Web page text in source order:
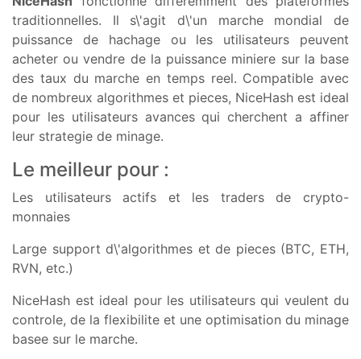
traditionnelles. Il s\'agit d\'un marche mondial de
puissance de hachage ou les utilisateurs peuvent
acheter ou vendre de la puissance miniere sur la base
des taux du marche en temps reel. Compatible avec
de nombreux algorithmes et pieces, NiceHash est ideal
pour les utilisateurs avances qui cherchent a affiner
leur strategie de minage.
Le meilleur pour :
Les utilisateurs actifs et les traders de crypto-
monnaies
Large support d\'algorithmes et de pieces (BTC, ETH,
RVN, etc.)
NiceHash est ideal pour les utilisateurs qui veulent du
controle, de la flexibilite et une optimisation du minage
basee sur le marche.